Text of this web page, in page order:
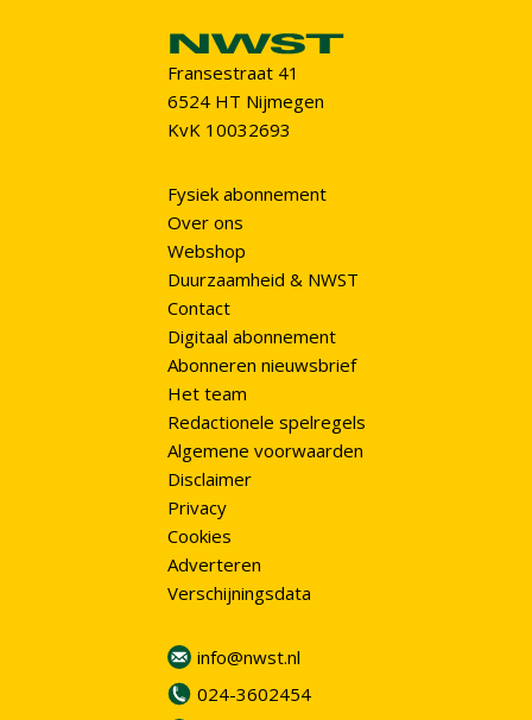
Fransestraat 41
6524 HT Nijmegen
KvK 10032693
Fysiek abonnement
Over ons
Webshop
Duurzaamheid & NWST
Contact
Digitaal abonnement
Abonneren nieuwsbrief
Het team
Redactionele spelregels
Algemene voorwaarden
Disclaimer
Privacy
Cookies
Adverteren
Verschijningsdata
info@nwst.nl
024-3602454